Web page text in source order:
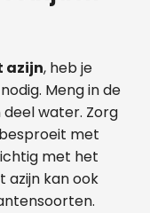
azijn, heb je
Meng in de
water. Zorg
met
met het
azijn kan ook